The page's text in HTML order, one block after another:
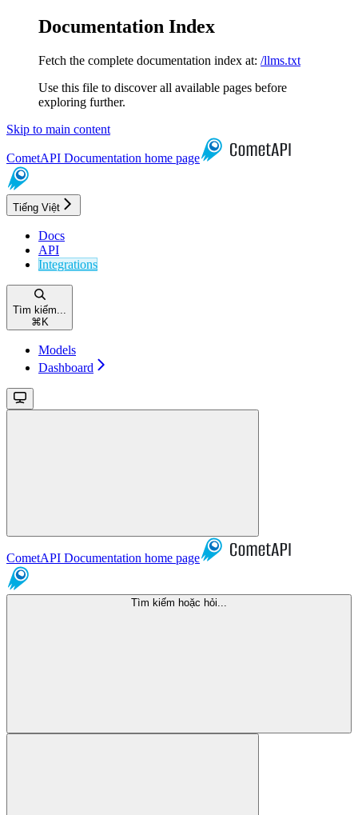
Documentation Index
Fetch the complete documentation index at: /llms.txt
Use this file to discover all available pages before
exploring further.
Skip to main content
CometAPI Documentation home page
Tiếng Việt
Docs
API
Integrations
Tìm kiếm...
⌘ K
Models
Dashboard
CometAPI Documentation home page
Tìm kiếm hoặc hỏi...